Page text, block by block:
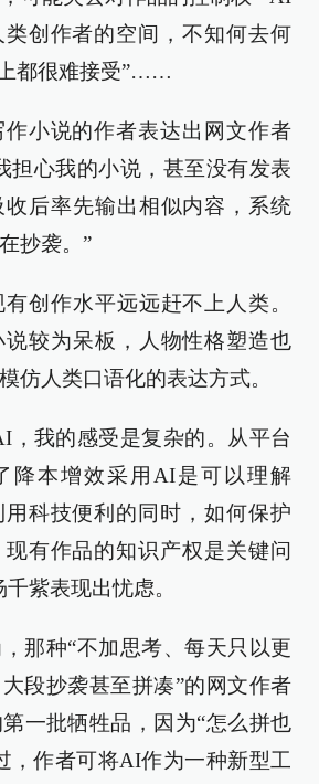
创作者的空间，不知何去何
都很难接受”……
小说的作者表达出网文作者
担心我的小说，甚至没有发表
后率先输出相似内容，系统
抄袭。”
创作水平远远赶不上人类。
说较为呆板，人物性格塑造也
仿人类口语化的表达方式。
，我的感受是复杂的。从平台
降本增效采用AI是可以理解
科技便利的同时，如何保护
有作品的知识产权是关键问
紫表现出忧虑。
那种“不加思考、每天只以更
段抄袭甚至拼凑”的网文作者
一批牺牲品，因为“怎么拼也
，作者可将AI作为一种新型工